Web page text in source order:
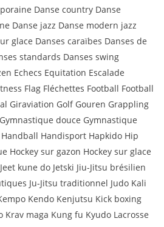
Danse country Danse
Danse jazz Danse modern jazz
glace Danses caraïbes Danses de
standards Danses swing
Echecs Equitation Escalade
Flag Fléchettes Football Football
Giraviation Golf Gouren Grappling
douce Gymnastique
Handisport Hapkido Hip
Hockey sur gazon Hockey sur glace
kune do Jetski Jiu-Jitsu brésilien
Ju-Jitsu traditionnel Judo Kali
Kendo Kenjutsu Kick boxing
maga Kung fu Kyudo Lacrosse